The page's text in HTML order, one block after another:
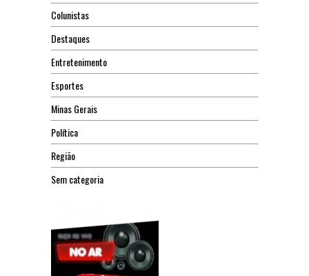
Colunistas
Destaques
Entretenimento
Esportes
Minas Gerais
Política
Região
Sem categoria